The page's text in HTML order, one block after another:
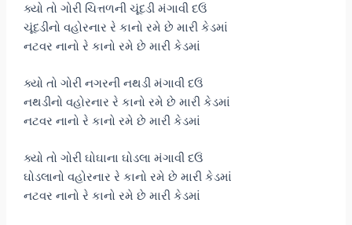
ક્યો તો ગોરી ચિત્તળની ચૂંદડી મંગાવી દઉં
ચૂંદડીનો વહોરનાર રે કાનો રમે છે મારી કેડમાં
નટવર નાનો રે કાનો રમે છે મારી કેડમાં
ક્યો તો ગોરી નગરની નથડી મંગાવી દઉં
નથડીનો વહોરનાર રે કાનો રમે છે મારી કેડમાં
નટવર નાનો રે કાનો રમે છે મારી કેડમાં
ક્યો તો ગોરી ઘોઘાના ઘોડલા મંગાવી દઉં
ઘોડલાનો વહોરનાર રે કાનો રમે છે મારી કેડમાં
નટવર નાનો રે કાનો રમે છે મારી કેડમાં